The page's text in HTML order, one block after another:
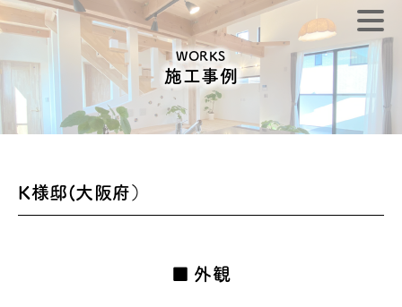
WORKS
施工事例
K様邸(大阪府）
外観